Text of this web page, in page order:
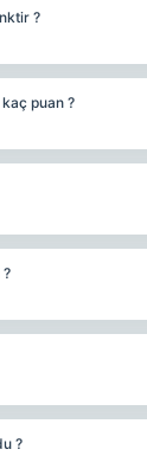
?
kaç puan ?
?